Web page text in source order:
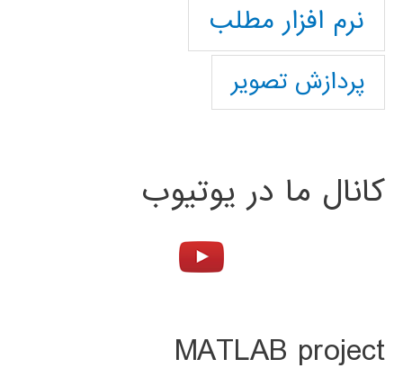
نرم افزار مطلب
پردازش تصویر
کانال ما در یوتیوب
MATLAB project